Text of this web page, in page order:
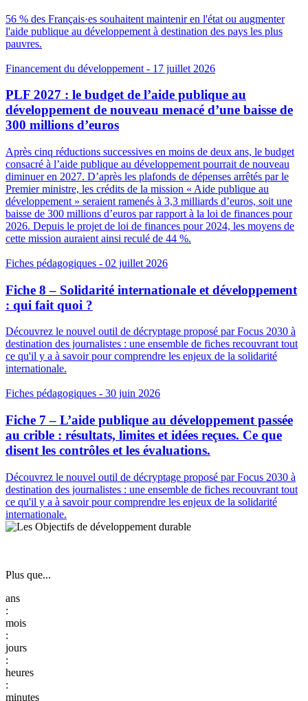
56 % des Français·es souhaitent maintenir en l'état ou augmenter
l'aide publique au développement à destination des pays les plus
pauvres.
Financement du développement - 17 juillet 2026
PLF 2027 : le budget de l’aide publique au
développement de nouveau menacé d’une baisse de
300 millions d’euros
Après cinq réductions successives en moins de deux ans, le budget
consacré à l’aide publique au développement pourrait de nouveau
diminuer en 2027. D’après les plafonds de dépenses arrêtés par le
Premier ministre, les crédits de la mission « Aide publique au
développement » seraient ramenés à 3,3 milliards d’euros, soit une
baisse de 300 millions d’euros par rapport à la loi de finances pour
2026. Depuis le projet de loi de finances pour 2024, les moyens de
cette mission auraient ainsi reculé de 44 %.
Fiches pédagogiques - 02 juillet 2026
Fiche 8 – Solidarité internationale et développement
: qui fait quoi ?
Découvrez le nouvel outil de décryptage proposé par Focus 2030 à
destination des journalistes : une ensemble de fiches recouvrant tout
ce qu'il y a à savoir pour comprendre les enjeux de la solidarité
internationale.
Fiches pédagogiques - 30 juin 2026
Fiche 7 – L’aide publique au développement passée
au crible : résultats, limites et idées reçues. Ce que
disent les contrôles et les évaluations.
Découvrez le nouvel outil de décryptage proposé par Focus 2030 à
destination des journalistes : une ensemble de fiches recouvrant tout
ce qu'il y a à savoir pour comprendre les enjeux de la solidarité
internationale.
Plus que...
:
:
:
: